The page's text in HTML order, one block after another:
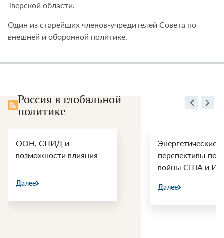
Тверской области.
Один из старейших членов-учредителей Совета по
внешней и оборонной политике.
Россия в глобальной
политике
ООН, СПИД и
возможности влияния
Далее
Энергетические
перспективы
войны США и
Далее